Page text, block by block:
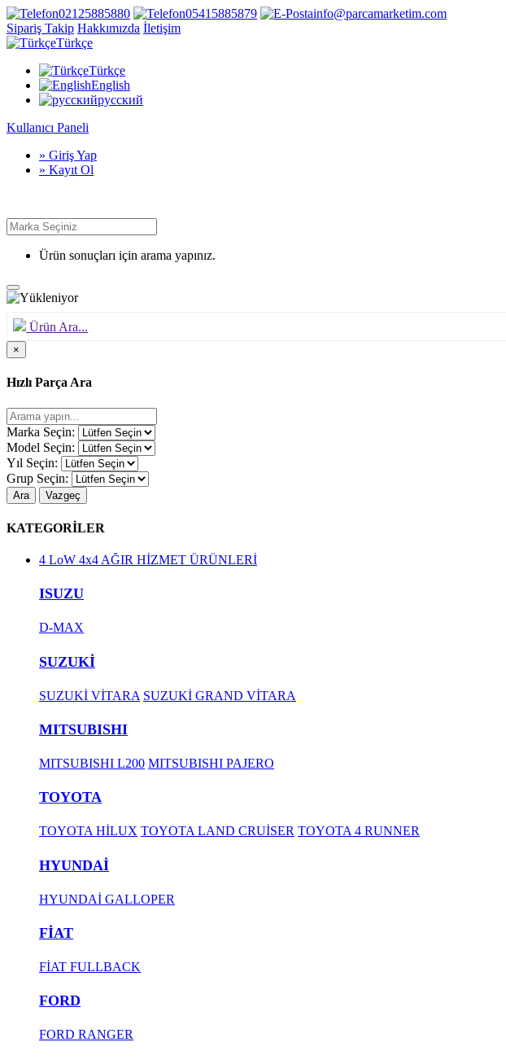
02125885880 05415885879
info@parcamarketim.com
Sipariş Takip Hakkımızda İletişim
Türkçe
Türkçe
English
русский
Kullanıcı Paneli
» Giriş Yap
» Kayıt Ol
Ürün sonuçları için arama yapınız.
Ürün Ara...
×
Hızlı Parça Ara
Marka Seçin:
Model Seçin:
Yıl Seçin:
Grup Seçin:
Ara Vazgeç
KATEGORİLER
4 LoW 4x4 AĞIR HİZMET ÜRÜNLERİ
ISUZU
D-MAX
SUZUKİ
SUZUKİ VİTARA SUZUKİ GRAND VİTARA
MITSUBISHI
MITSUBISHI L200 MITSUBISHI PAJERO
TOYOTA
TOYOTA HİLUX TOYOTA LAND CRUİSER TOYOTA 4 RUNNER
HYUNDAİ
HYUNDAİ GALLOPER
FİAT
FİAT FULLBACK
FORD
FORD RANGER